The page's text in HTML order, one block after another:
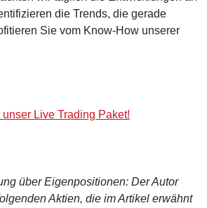
die Trends, die gerade
Sie vom Know-How unserer
Live Trading Paket!
über Eigenpositionen: Der Autor
Aktien, die im Artikel erwähnt